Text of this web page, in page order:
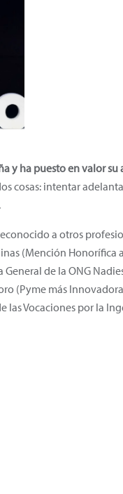
y ha puesto en valor su
cosas: intentar
a otros
(Mención Honorífica
de la ONG
(Pyme más
Vocaciones por la